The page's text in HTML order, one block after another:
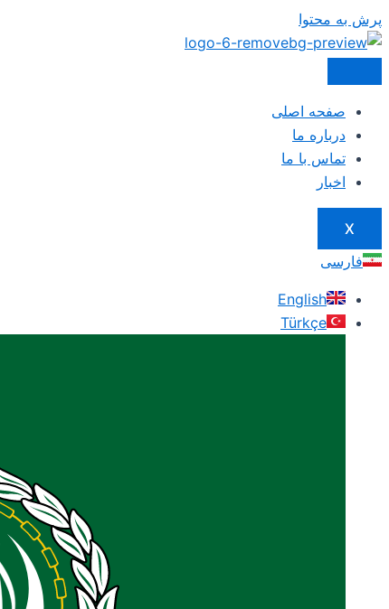
پرش به محتوا
صفحه اصلی
درباره ما
تماس با ما
اخبار
X
فارسی
English
Türkçe